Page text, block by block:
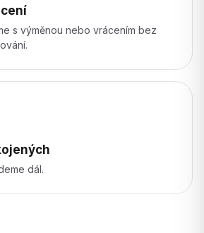
s výměnou nebo vrácením bez
dál.